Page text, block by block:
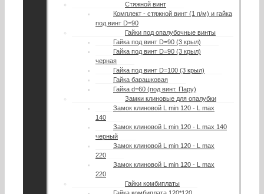
Стяжной винт
Комплект - стяжной винт (1 п/м) и гайка
под винт D=90
Гайки под опалубочные винты
Гайка под винт D=90 (3 крыл)
Гайка под винт D=90 (3 крыл)
черная
Гайка под винт D=100 (3 крыл)
Гайка барашковая
Гайка d=60 (под винт. Пару)
Замки клиновые для опалубки
Замок клиновой L min 120 - L max
140
Замок клиновой L min 120 - L max 140
черный
Замок клиновой L min 120 - L max
220
Замок клиновой L min 120 - L max
220
Гайки комбиплаты